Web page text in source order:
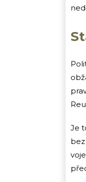
Je